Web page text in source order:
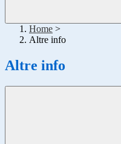
Home >
Altre info
Altre info